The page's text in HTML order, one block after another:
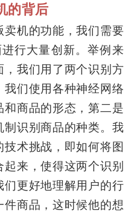
的背后
机的功能，我们需要
行大量创新。举例来
我们用了两个识别方
们使用各种神经网络
商品的形态，第二是
识别商品的种类。我
术挑战，即如何将图
来，使得这两个识别
更好地理解用户的行
商品，这时候他的想